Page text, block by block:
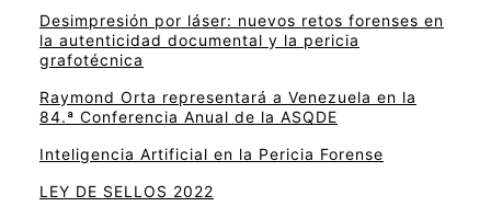
Desimpresión por láser: nuevos retos forenses en
la autenticidad documental y la pericia
grafotécnica
Raymond Orta representará a Venezuela en la
84.ª Conferencia Anual de la ASQDE
Inteligencia Artificial en la Pericia Forense
LEY DE SELLOS 2022